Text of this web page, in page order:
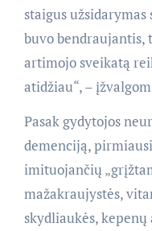
staigus
buvo bendraujantis,
artimojo sveikatą
atidžiau“, –
Pasak gydytojos
demenciją,
imituojančių
mažakraujystės,
skydliaukės,